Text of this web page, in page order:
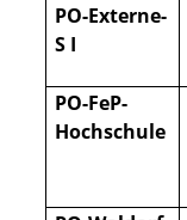
PO-Externe-
S I
PO-FeP-
Hochschule